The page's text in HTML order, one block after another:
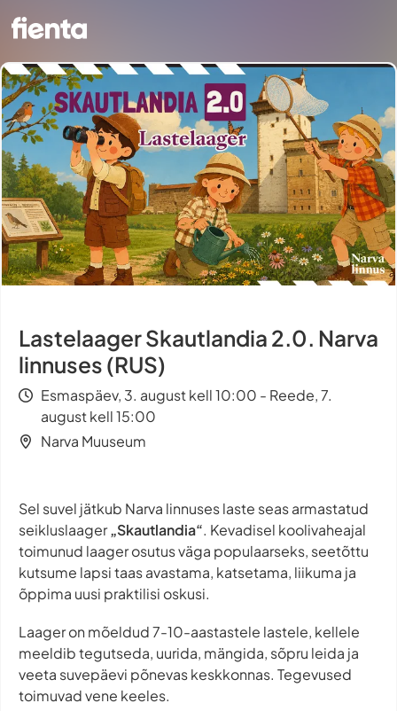
Lastelaager Skautlandia 2.0. Narva
linnuses (RUS)
Esmaspäev, 3. august kell 10:00 - Reede, 7.
august kell 15:00
Narva Muuseum
Sel suvel jätkub Narva linnuses laste seas armastatud
seikluslaager„Skautlandia“. Kevadisel koolivaheajal
toimunud laager osutus väga populaarseks, seetõttu
kutsume lapsi taas avastama, katsetama, liikuma ja
õppima uusi praktilisi oskusi.
Laager on mõeldud 7-10-aastastele lastele, kellele
meeldib tegutseda, uurida, mängida, sõpru leida ja
veeta suvepäevi põnevas keskkonnas. Tegevused
toimuvad vene keeles.